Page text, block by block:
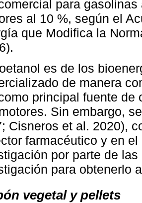
para
al 10 %, según el
que Modifica la
es de los
de manera
principal fuente
Sin embargo,
Cisneros et al. 2020),
farmacéutico y en
por parte de
para obtenerlo
vegetal y pellets